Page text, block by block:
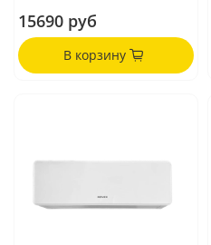
15690 руб
В корзину